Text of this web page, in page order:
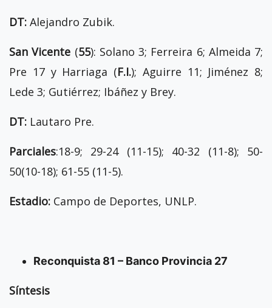
DT: Alejandro Zubik.
San Vicente (55): Solano 3; Ferreira 6; Almeida 7;
Pre 17 y Harriaga (F.I.); Aguirre 11; Jiménez 8;
Lede 3; Gutiérrez; Ibáñez y Brey.
DT: Lautaro Pre.
Parciales:18-9; 29-24 (11-15); 40-32 (11-8); 50-
50(10-18); 61-55 (11-5).
Estadio: Campo de Deportes, UNLP.
Reconquista 81 – Banco Provincia 27
Síntesis